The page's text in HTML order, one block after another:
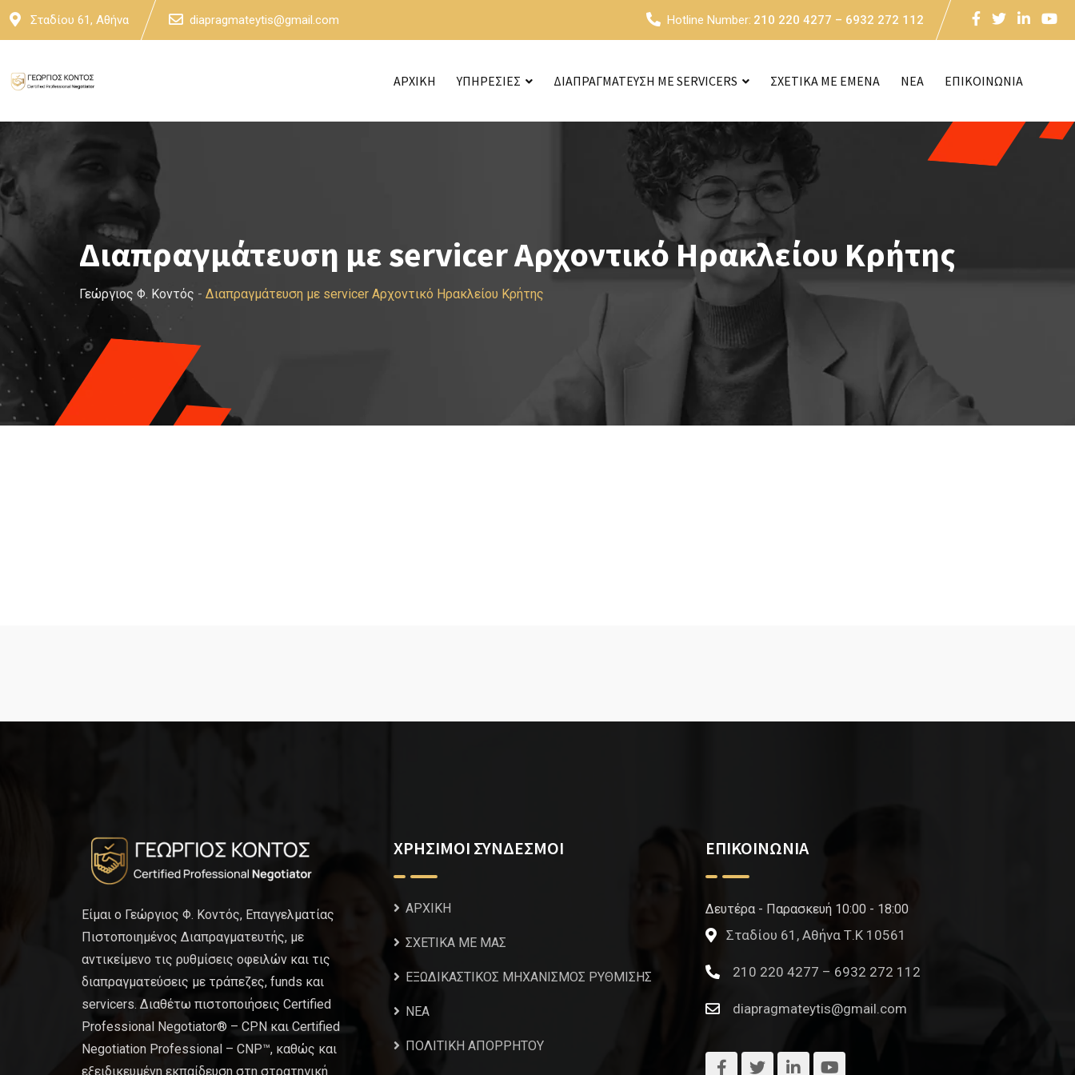
Skip
Σταδίου 61, Αθήνα diapragmateytis@gmail.com Hotline Number: 210 220 4277 – 6932 272 112
ΑΡΧΙΚΗ ΥΠΗΡΕΣΙΕΣ ΔΙΑΠΡΑΓΜΑΤΕΥΣΗ ΜΕ SERVICERS ΣΧΕΤΙΚΑ ΜΕ ΕΜΕΝΑ NEA ΕΠΙΚΟΙΝΩΝΙΑ
Διαπραγμάτευση με servicer Αρχοντικό Ηρακλείου Κρήτης
Γεώργιος Φ. Κοντός - Διαπραγμάτευση με servicer Αρχοντικό Ηρακλείου Κρήτης
Είμαι ο Γεώργιος Φ. Κοντός, Επαγγελματίας
Πιστοποιημένος Διαπραγματευτής, με
αντικείμενο τις ρυθμίσεις οφειλών και τις
διαπραγματεύσεις με τράπεζες, funds και
servicers. Διαθέτω πιστοποιήσεις Certified
Professional Negotiator® – CPN και Certified
Negotiation Professional – CNP™, καθώς και
εξειδικευμένη εκπαίδευση στη στρατηγική
ΧΡΗΣΙΜΟΙ ΣΥΝΔΕΣΜΟΙ
ΑΡΧΙΚΗ
ΣΧΕΤΙΚΑ ΜΕ ΜΑΣ
ΕΞΩΔΙΚΑΣΤΙΚΟΣ ΜΗΧΑΝΙΣΜΟΣ ΡΥΘΜΙΣΗΣ
NEA
ΠΟΛΙΤΙΚΗ ΑΠΟΡΡΗΤΟΥ
ΕΠΙΚΟΙΝΩΝΙΑ
Δευτέρα - Παρασκευή 10:00 - 18:00
Σταδίου 61, Αθήνα Τ.Κ 10561
210 220 4277 – 6932 272 112
diapragmateytis@gmail.com